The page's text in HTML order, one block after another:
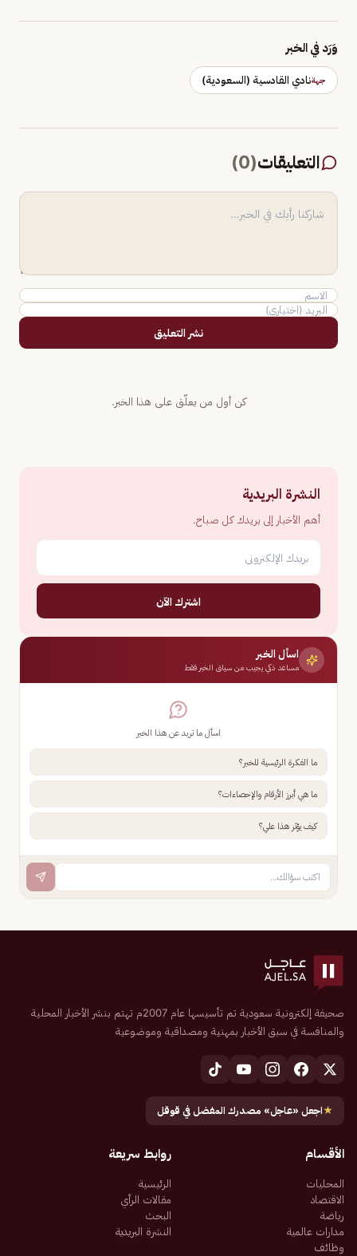
وَرَد في الخبر
جهةنادي القادسية (السعودية)
التعليقات(
0
)
نشر التعليق
كن أول من يعلّق على هذا الخبر.
النشرة البريدية
أهم الأخبار إلى بريدك كل صباح.
اشترك الآن
اسأل الخبر
مساعد ذكي يجيب من سياق الخبر فقط
اسأل ما تريد عن هذا الخبر
ما الفكرة الرئيسية للخبر؟
ما هي أبرز الأرقام والإحصاءات؟
كيف يؤثر هذا علي؟
صحيفة إلكترونية سعودية تم تأسيسها عام 2007م تهتم بنشر الأخبار المحلية
والمنافسة في سبق الأخبار بمهنية ومصداقية وموضوعية
★اجعل «عاجل» مصدرك المفضل في قوقل
الأقسام
المحليات
الاقتصاد
رياضة
مدارات عالمية
وظائف
روابط سريعة
الرئيسية
مقالات الرأي
البحث
النشرة البريدية